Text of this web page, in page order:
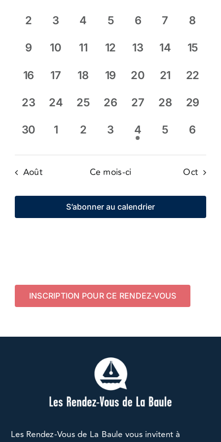
0
2
0
3
0
4
0
5
0
6
0
7
0
8
0
9
0
10
0
11
0
12
0
13
0
14
0
15
0
16
0
17
0
18
0
19
0
20
0
21
0
22
0
23
0
24
0
25
0
26
0
27
0
28
0
29
0
30
0
1
0
évènement,
2
0
évènement,
3
1
évènement,
4
0
5
0
6
Août Ce mois-ci Oct
S’abonner au calendrier
INSCRIPTION POUR CE RENDEZ-VOUS
Les Rendez-Vous de La Baule vous invitent à